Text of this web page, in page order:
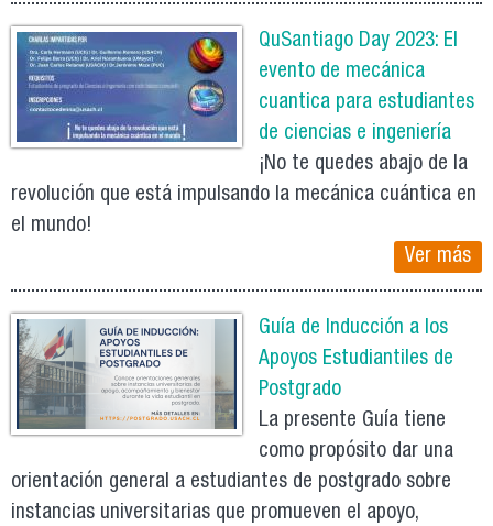
QuSantiago Day 2023: El
evento de mecánica
cuantica para estudiantes
de ciencias e ingeniería
¡No te quedes abajo de la
revolución que está impulsando la mecánica cuántica en
el mundo!
Ver más
Guía de Inducción a los
Apoyos Estudiantiles de
Postgrado
La presente Guía tiene
como propósito dar una
orientación general a estudiantes de postgrado sobre
instancias universitarias que promueven el apoyo,